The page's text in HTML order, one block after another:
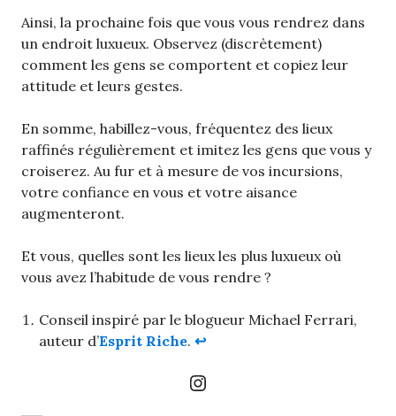
Ainsi, la prochaine fois que vous vous rendrez dans
un endroit luxueux. Observez (discrètement)
comment les gens se comportent et copiez leur
attitude et leurs gestes.
En somme, habillez-vous, fréquentez des lieux
raffinés régulièrement et imitez les gens que vous y
croiserez. Au fur et à mesure de vos incursions,
votre confiance en vous et votre aisance
augmenteront.
Et vous, quelles sont les lieux les plus luxueux où
vous avez l’habitude de vous rendre ?
Conseil inspiré par le blogueur Michael Ferrari,
auteur d’Esprit Riche. ↩︎
Instagram